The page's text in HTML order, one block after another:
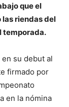
que el
riendas del
temporada.
su debut al
firmado por
en la nómina